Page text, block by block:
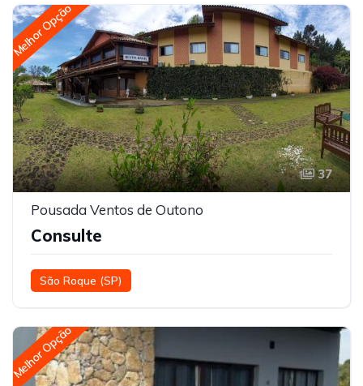
Melhor Opção
37
Pousada Ventos de Outono
Consulte
São Roque (SP)
Melhor Opção